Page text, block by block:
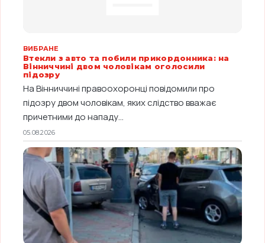
ВИБРАНЕ
Втекли з авто та побили прикордонника: на
Вінниччині двом чоловікам оголосили
підозру
На Вінниччині правоохоронці повідомили про
підозру двом чоловікам, яких слідство вважає
причетними до нападу...
05.08.2026